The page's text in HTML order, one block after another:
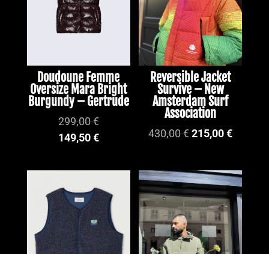
Doudoune Femme
Oversize Mara Bright
Burgundy – Gertrude
299,00€
149,50€
Reversible Jacket
Survive – New
Amsterdam Surf
Association
430,00€Le
était :
430,00 €.
215,00€Le
est :
215,00
PROMO !